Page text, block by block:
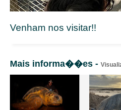
Venham nos visitar!!
Mais informa��es -